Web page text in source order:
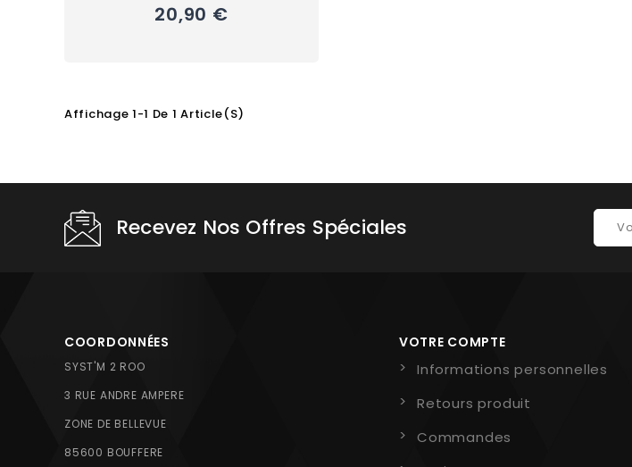
20,90 €
Affichage 1-1 De 1 Article(s)
Recevez Nos Offres Spéciales
COORDONNÉES
SYST'M 2 ROO
3 RUE ANDRE AMPERE
ZONE DE BELLEVUE
85600 BOUFFERE
VOTRE COMPTE
Informations personnelles
Retours produit
Commandes